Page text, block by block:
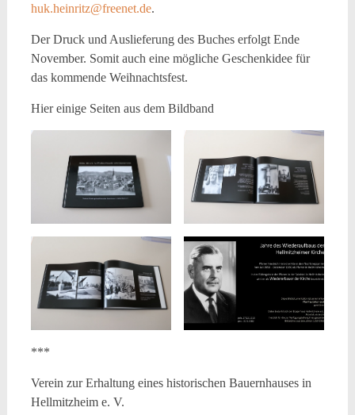
huk.heinritz@freenet.de.
Der Druck und Auslieferung des Buches erfolgt Ende
November. Somit auch eine mögliche Geschenkidee für
das kommende Weihnachtsfest.
Hier einige Seiten aus dem Bildband
***
Verein zur Erhaltung eines historischen Bauernhauses in
Hellmitzheim e. V.